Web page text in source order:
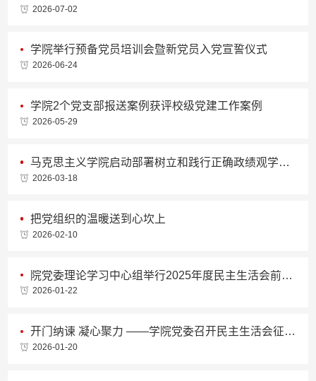
2026-07-02
学院举行预备党员培训会暨新党员入党宣誓仪式
2026-06-24
学院2个党支部报送案例获评校级党建工作案例
2026-05-29
马克思主义学院启动部署树立和践行正确政绩观学习教育
2026-03-18
把党组织的温暖送到心坎上
2026-02-10
院党委理论学习中心组举行2025年度民主生活会前专题学习会
2026-01-22
开门纳谏 凝心聚力 ——学院党委召开民主生活会征求意见座谈会
2026-01-20